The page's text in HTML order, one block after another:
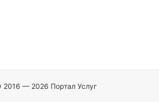
2016 — 2026 Портал Услуг